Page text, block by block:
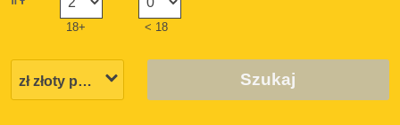
18+ < 18
Szukaj